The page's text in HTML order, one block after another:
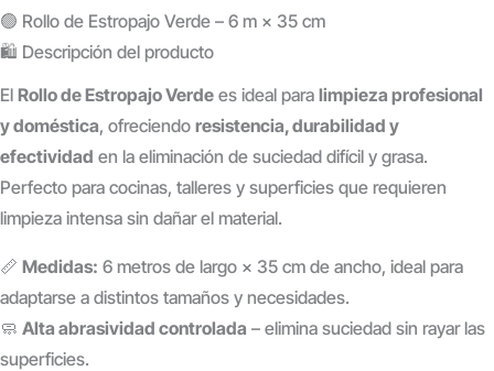
🟢 Rollo de Estropajo Verde – 6 m × 35 cm
🛍️ Descripción del producto
El Rollo de Estropajo Verde es ideal para limpieza profesional
y doméstica, ofreciendo resistencia, durabilidad y
efectividad en la eliminación de suciedad difícil y grasa.
Perfecto para cocinas, talleres y superficies que requieren
limpieza intensa sin dañar el material.
📏 Medidas: 6 metros de largo × 35 cm de ancho, ideal para
adaptarse a distintos tamaños y necesidades.
🧼 Alta abrasividad controlada – elimina suciedad sin rayar las
superficies.